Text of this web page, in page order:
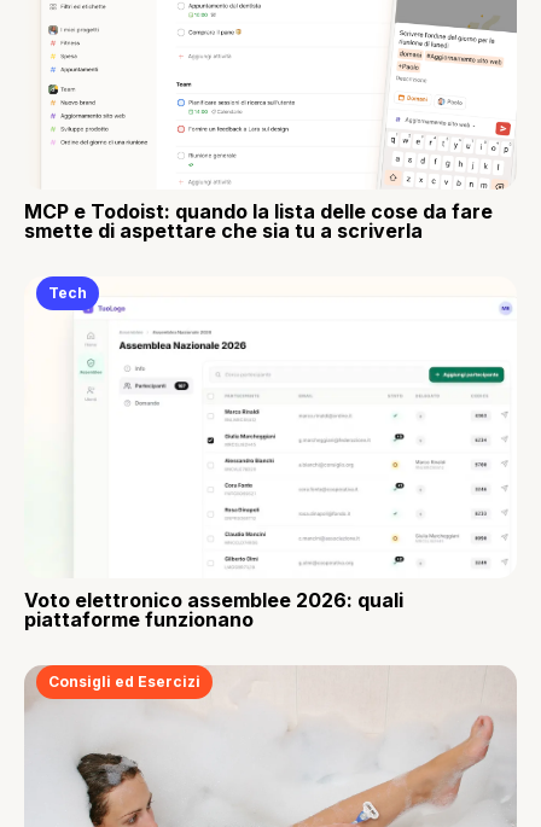
MCP e Todoist: quando la lista delle cose da fare
smette di aspettare che sia tu a scriverla
Tech
Voto elettronico assemblee 2026: quali
piattaforme funzionano
Consigli ed Esercizi